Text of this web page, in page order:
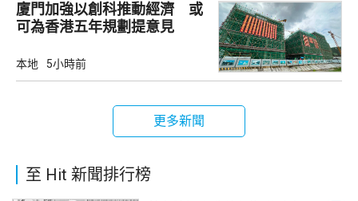
廈門加強以創科推動經濟 或
可為香港五年規劃提意見
本地 5小時前
更多新聞
至 Hit 新聞排行榜